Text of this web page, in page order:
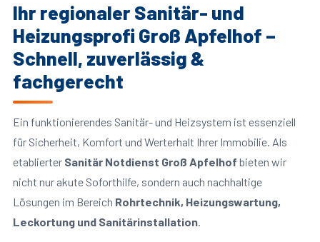
Ihr regionaler Sanitär- und
Heizungsprofi Groß Apfelhof –
Schnell, zuverlässig &
fachgerecht
Ein funktionierendes Sanitär- und Heizsystem ist essenziell
für Sicherheit, Komfort und Werterhalt Ihrer Immobilie. Als
etablierter Sanitär Notdienst Groß Apfelhof bieten wir
nicht nur akute Soforthilfe, sondern auch nachhaltige
Lösungen im Bereich Rohrtechnik, Heizungswartung,
Leckortung und Sanitärinstallation.